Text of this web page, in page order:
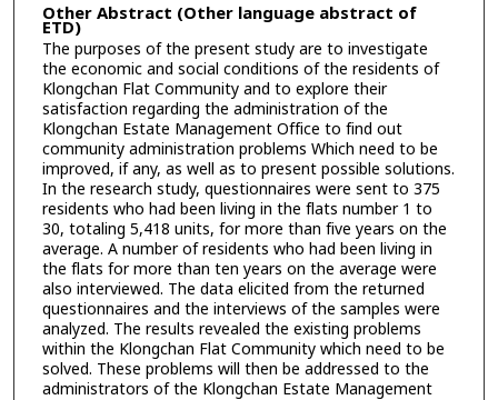
Other Abstract (Other language abstract of
ETD)
The purposes of the present study are to investigate
the economic and social conditions of the residents of
Klongchan Flat Community and to explore their
satisfaction regarding the administration of the
Klongchan Estate Management Office to find out
community administration problems Which need to be
improved, if any, as well as to present possible solutions.
In the research study, questionnaires were sent to 375
residents who had been living in the flats number 1 to
30, totaling 5,418 units, for more than five years on the
average. A number of residents who had been living in
the flats for more than ten years on the average were
also interviewed. The data elicited from the returned
questionnaires and the interviews of the samples were
analyzed. The results revealed the existing problems
within the Klongchan Flat Community which need to be
solved. These problems will then be addressed to the
administrators of the Klongchan Estate Management